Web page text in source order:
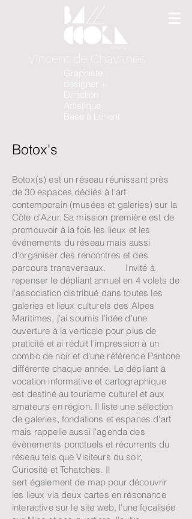
Graphiste
designer +
Direction
Artistique
Basé à Lorient
Botox's
Botox(s) est un réseau réunissant près
de 30 espaces dédiés à l'art
contemporain (musées et galeries) sur la
Côte d'Azur. Sa mission première est de
promouvoir à la fois les lieux et les
événements du réseau mais aussi
d'organiser des rencontres et des
parcours transversaux. Invité à
repenser le dépliant annuel en 4 volets de
l'association distribué dans toutes les
galeries et lieux culturels des Alpes
Maritimes, j'ai soumis l'idée d'une
ouverture à la verticale pour plus de
praticité et ai réduit l'impression à un
combo de noir et d'une référence Pantone
différente chaque année. Le dépliant à
vocation informative et cartographique
est destiné au tourisme culturel et aux
amateurs en région. Il liste une sélection
de galeries, fondations et espaces d'art
mais rappelle aussi l'agenda des
évènements ponctuels et récurrents du
réseau tels que Visiteurs du soir,
Curiosité et Tchatches. Il
sert également de map pour découvrir
les lieux via deux cartes en résonance
interactive sur le site web, l'une focalisée